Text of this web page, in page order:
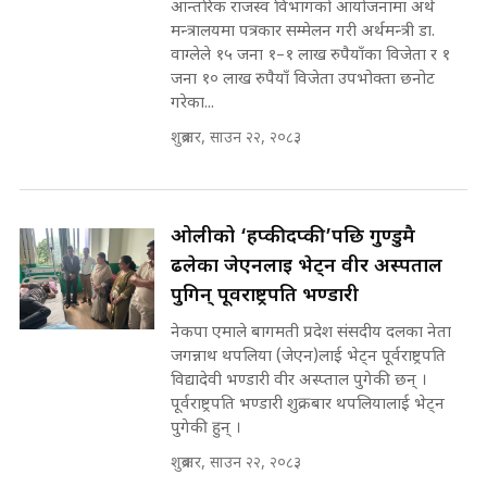
सहकारी पीडितसँग मन्त्री प्रतिभा रावलले
भनिन्–साथ दिनुहोस्, दबाब होइन ||
Sidhakura || Pratibha Rawal
रसुवाकाे भाङ्गे झरना | Bhange
SIDHAKURA ||
कहिले बन्ला चक्रपथ ? विस्तार कार्यमा
किन भइरहेछ ढिलाइ ?The Ring Road
Expansion Dilemma |
SIDHAKURA |
पटकपटक भावुक बने गृहमन्त्री सुदन
SIDHAKURA ||
मन्त्री आउने बित्तिकै सुरु भएको थियो
घुसको डिल || Raj Kumar Gupta ||
SIDHAKURA ||
भूमिसुधार मन्त्रीलाई जोगाइदै ! ||
SIDHAKURA ||
७८ लाख घुस खाने मन्त्री ! जोगाउने
प्रधानमन्त्री ? || SIDHAKURA ||
SIDHAKURA INVESTIGATION
||
आन्तरिक राजस्व विभागको आयोजनामा अर्थ
मन्त्रालयमा पत्रकार सम्मेलन गरी अर्थमन्त्री डा.
वाग्लेले १५ जना १–१ लाख रुपैयाँका विजेता र १
जना १० लाख रुपैयाँ विजेता उपभोक्ता छनोट
गरेका...
शुक्रबार, साउन २२, २०८३
ओलीको ‘हप्कीदप्की’पछि गुण्डुमै
ढलेका जेएनलाई भेट्न वीर अस्पताल
पुगिन् पूर्वराष्ट्रपति भण्डारी
नेकपा एमाले बागमती प्रदेश संसदीय दलका नेता
जगन्नाथ थपलिया (जेएन)लाई भेट्न पूर्वराष्ट्रपति
विद्यादेवी भण्डारी वीर अस्प्ताल पुगेकी छन् ।
पूर्वराष्ट्रपति भण्डारी शुक्रबार थपलियालाई भेट्न
पुगेकी हुन् ।
शुक्रबार, साउन २२, २०८३